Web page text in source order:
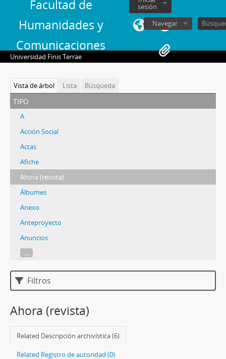
Facultad de
Humanidades y
Comunicaciones
sesión
Navegar
Universidad Finis Terrae
Vista de árbol Lista Búsqueda
tipo
A
Acción Social
Actas
Afiche
Ahora (revista)
Álbumes
Anexo
Anteproyecto
Anuncios
...
Filtros
Ahora (revista)
Related Descripción archivística (6)
Related Registro de autoridad (0)